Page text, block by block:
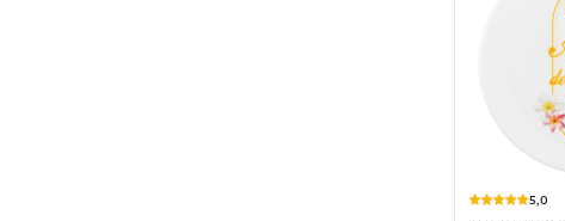
5,0